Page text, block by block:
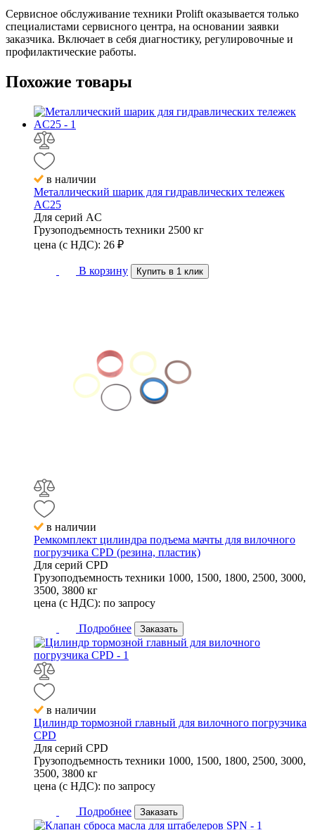
Сервисное обслуживание техники Prolift оказывается только
специалистами сервисного центра, на основании заявки
заказчика. Включает в себя диагностику, регулировочные и
профилактические работы.
Похожие товары
в наличии
Металлический шарик для гидравлических тележек
AC25
Для серий AC
Грузоподъемность техники 2500 кг
цена (с НДС): 26 ₽
В корзину Купить в 1 клик
в наличии
Ремкомплект цилиндра подъема мачты для вилочного
погрузчика CPD (резина, пластик)
Для серий CPD
Грузоподъемность техники 1000, 1500, 1800, 2500, 3000,
3500, 3800 кг
цена (с НДС): по запросу
Подробнее Заказать
в наличии
Цилиндр тормозной главный для вилочного погрузчика
CPD
Для серий CPD
Грузоподъемность техники 1000, 1500, 1800, 2500, 3000,
3500, 3800 кг
цена (с НДС): по запросу
Подробнее Заказать